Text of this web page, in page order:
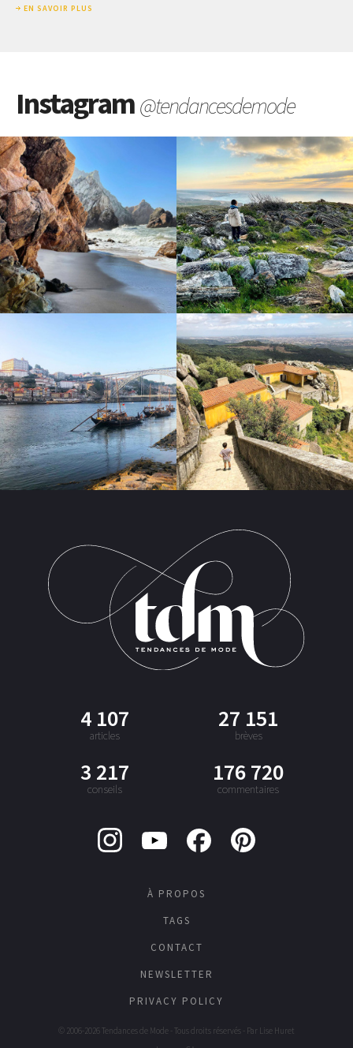
EN SAVOIR PLUS
Instagram@tendancesdemode
4 107
articles
27 151
brèves
3 217
conseils
176 720
commentaires
À PROPOS
TAGS
CONTACT
NEWSLETTER
PRIVACY POLICY
© 2006-2026 Tendances de Mode - Tous droits réservés - Par Lise Huret